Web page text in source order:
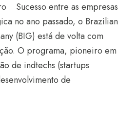
Sucesso entre as empresas
no ano passado, o Brazilian
(BIG) está de volta com
O programa, pioneiro em
de indtechs (startups
de